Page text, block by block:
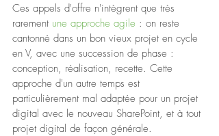
Ces appels d'offre n'intègrent que très
rarement une approche agile : on reste
cantonné dans un bon vieux projet en cycle
en V, avec une succession de phase :
conception, réalisation, recette. Cette
approche d'un autre temps est
particulièrement mal adaptée pour un projet
digital avec le nouveau SharePoint, et à tout
projet digital de façon générale.